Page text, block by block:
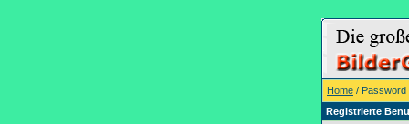
Home /
Registrierte